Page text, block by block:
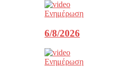
Ενημέρωση
6/8/2026
Ενημέρωση